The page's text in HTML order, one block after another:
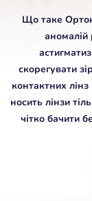
Що таке
аномалій
скорегувати
контактних
носить лінзи
чітко бачити